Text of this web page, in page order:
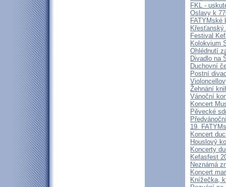
FKL -
Oslavy k
FATYMské
Festival
Kolokvium
Ohlédnutí
Divadlo na
Duchovní
Postní
Žehnání
Vánoční
Koncert
Pěvecké
19.
Koncert
Houslový
Koncerty
Kefasfest
Neznámá
Koncert
Knížečka,